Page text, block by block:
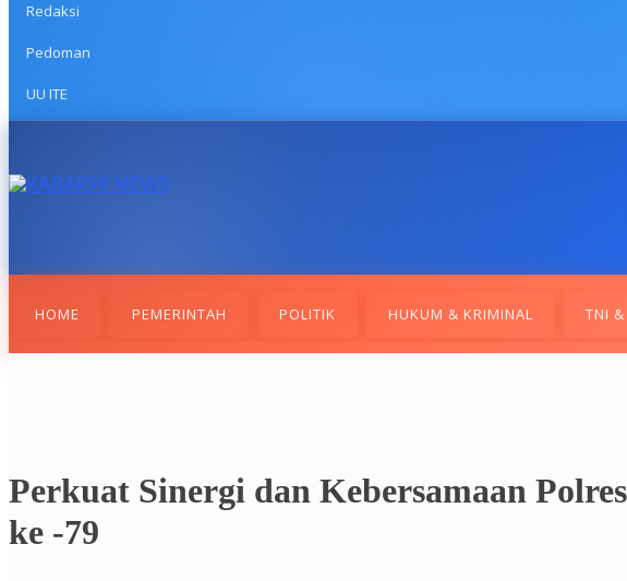
Redaksi
Pedoman
UU ITE
HOME PEMERINTAH POLITIK HUKUM & KRIMINAL TNI &
Perkuat Sinergi dan Kebersamaan
ke -79